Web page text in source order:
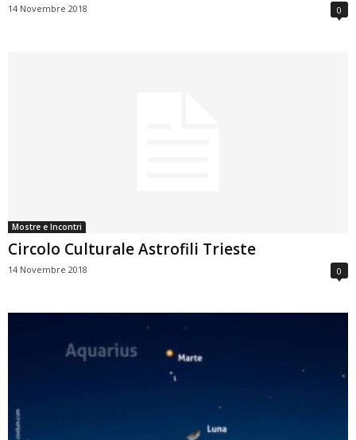
14 Novembre 2018 0
Mostre e Incontri
Circolo Culturale Astrofili Trieste
14 Novembre 2018 0